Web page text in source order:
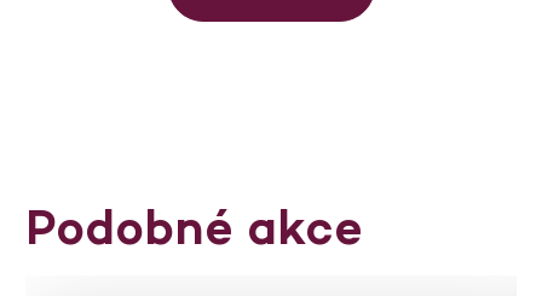
Podobné akce